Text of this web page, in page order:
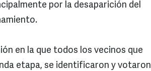
por la desaparición del
en la que todos los vecinos que
etapa, se identificaron y votaron